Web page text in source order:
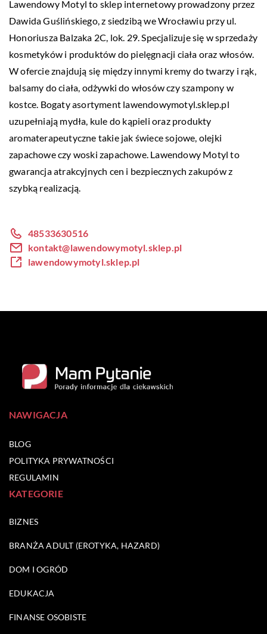
Lawendowy Motyl to sklep internetowy prowadzony przez
Dawida Guślińskiego, z siedzibą we Wrocławiu przy ul.
Honoriusza Balzaka 2C, lok. 29. Specjalizuje się w sprzedaży
kosmetyków i produktów do pielęgnacji ciała oraz włosów.
W ofercie znajdują się między innymi kremy do twarzy i rąk,
balsamy do ciała, odżywki do włosów czy szampony w
kostce. Bogaty asortyment lawendowymotyl.sklep.pl
uzupełniają mydła, kule do kąpieli oraz produkty
aromaterapeutyczne takie jak świece sojowe, olejki
zapachowe czy woski zapachowe. Lawendowy Motyl to
gwarancja atrakcyjnych cen i bezpiecznych zakupów z
szybką realizacją.
48533630516
kontakt@lawendowymotyl.sklep.pl
lawendowymotyl.sklep.pl
NAWIGACJA
BLOG
POLITYKA PRYWATNOŚCI
REGULAMIN
KATEGORIE
BIZNES
BRANŻA ADULT (EROTYKA, HAZARD)
DOM I OGRÓD
EDUKACJA
FINANSE OSOBISTE